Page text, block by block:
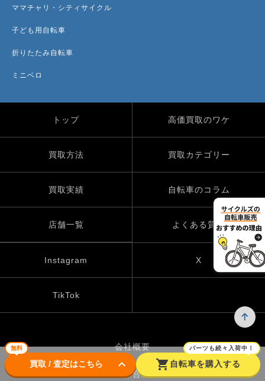
無料
買取 / 査定はこちら keyboard_arrow_down shopping_cart
パーツも続々入荷中！
自転車を購入する
ママチャリ・シティサイクル
子ども用自転車
折りたたみ自転車
ミニベロ
トップ 高価買取のワケ
買取方法 買取カテゴリー
買取実績 自転車のコラム
店舗一覧 よくある質問
Instagram X
TikTok
会社概要
お問い合わせ